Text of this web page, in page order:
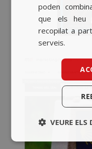
poden
que els heu
recopilat a
serveis.
VEURE ELS